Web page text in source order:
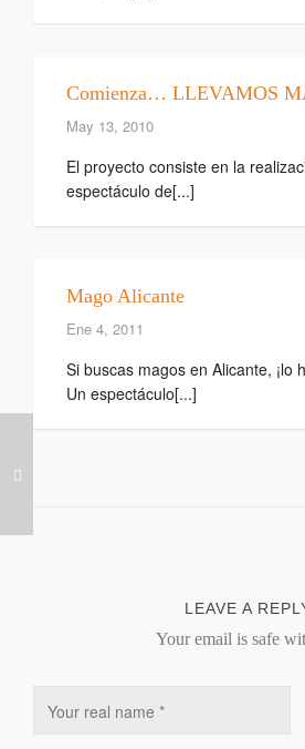
Comienza… LLEVAMOS
May 13, 2010
El proyecto consiste en la
espectáculo de[...]
Mago Alicante
Ene 4, 2011
Si buscas magos en Alicante, ¡lo
Un espectáculo[...]
LEAVE A
Your email is safe